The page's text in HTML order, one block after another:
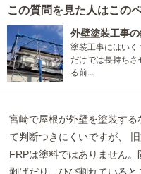
この質問を見た人はこの
外壁塗装工事
塗装工事にはい
だけでは長持ち
る前...
宮崎で屋根が外壁を塗装す
て判断つきにくいですが、
FRPは塗料ではありません